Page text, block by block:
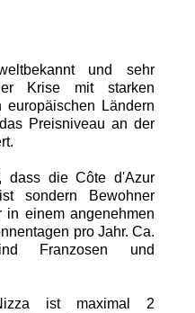
und sehr
Krise mit starken
europäischen Ländern
Preisniveau an der
dass die Côte d'Azur
sondern Bewohner
einem angenehmen
pro Jahr. Ca.
Franzosen und
ist maximal 2